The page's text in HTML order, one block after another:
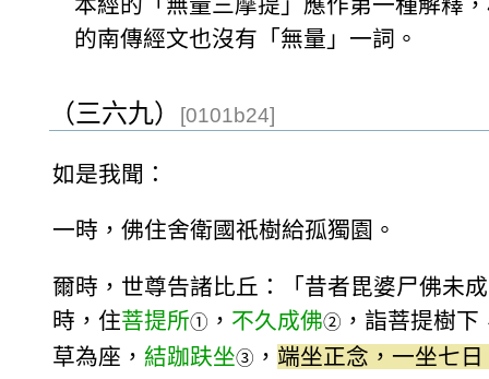
的南傳經文也沒有「無量」一詞。
（三六九） [0101b24]
如是我聞：
一時，佛住舍衛國祇樹給孤獨園。
爾時，世尊告諸比丘：「昔者毘婆尸佛未
時，住菩提所① ， 不久成佛② ，詣菩提樹下
草為座， 結跏趺坐③ ， 端坐正念，一坐七日